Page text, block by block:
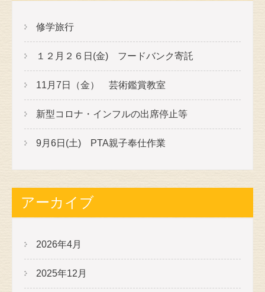
修学旅行
１２月２６日(金) フードバンク寄託
11月7日（金） 芸術鑑賞教室
新型コロナ・インフルの出席停止等
9月6日(土) PTA親子奉仕作業
アーカイブ
2026年4月
2025年12月